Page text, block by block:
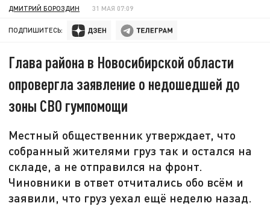
ДМИТРИЙ БОРОЗДИН 31 МАЯ 07:09
ПОДПИШИТЕСЬ:
Глава района в Новосибирской области
опровергла заявление о недошедшей до
зоны СВО гумпомощи
Местный общественник утверждает, что
собранный жителями груз так и остался на
складе, а не отправился на фронт.
Чиновники в ответ отчитались обо всём и
заявили, что груз уехал ещё неделю назад.